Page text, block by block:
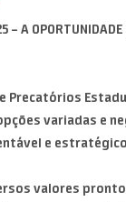
– A
Precatórios
variadas e
e
valores